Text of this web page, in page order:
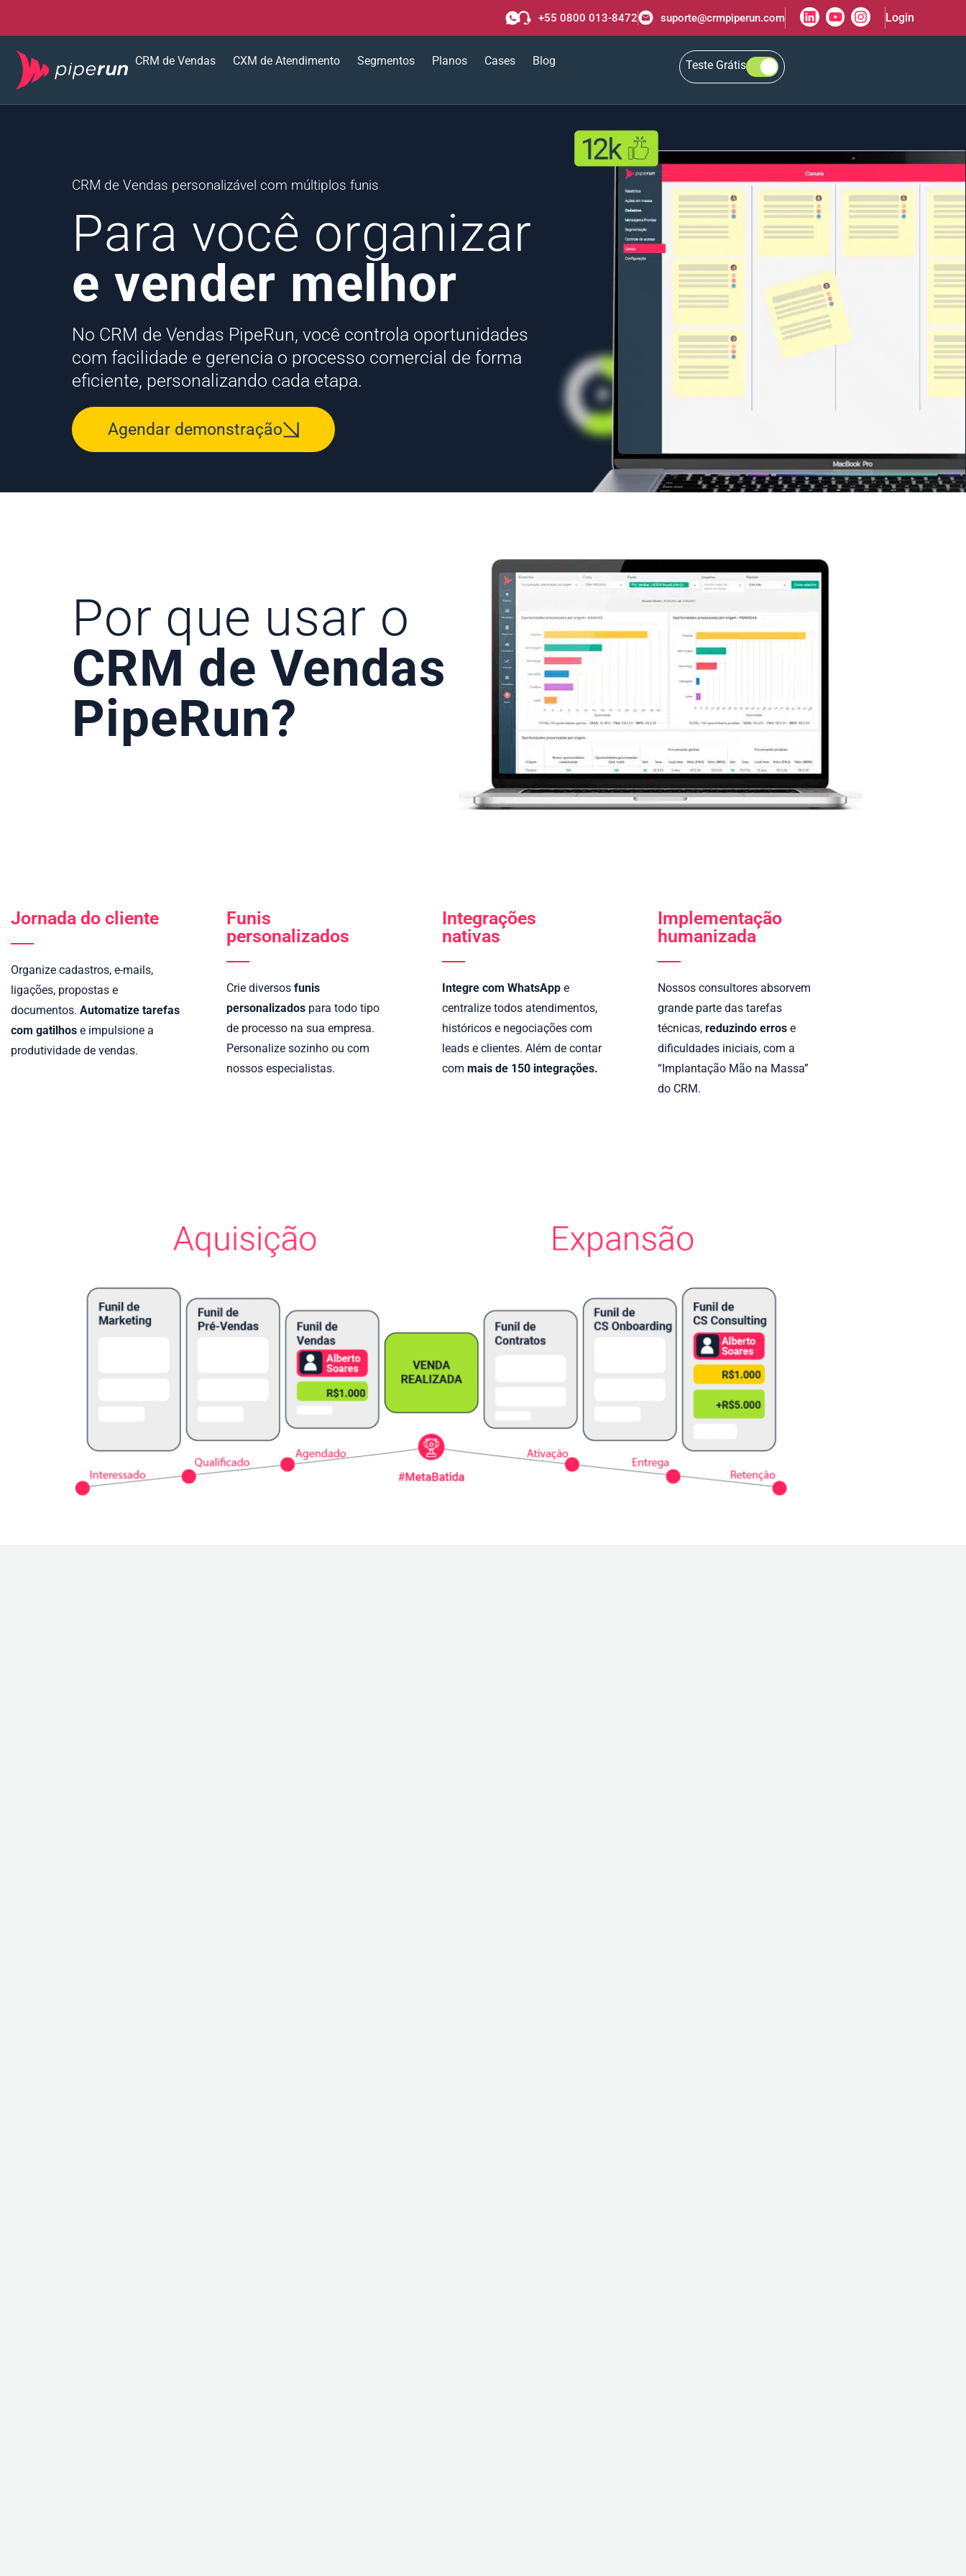
+55 0800 013-8472 suporte@crmpiperun.com Login
CRM de Vendas CXM de Atendimento Segmentos Planos Cases Blog Teste Grátis
CRM de Vendas personalizável com múltiplos funis
Para você organizar
e vender melhor
No CRM de Vendas PipeRun, você controla oportunidades
com facilidade e gerencia o processo comercial de forma
eficiente, personalizando cada etapa.
Agendar demonstração
Por que usar o
CRM de Vendas
PipeRun?
Jornada do cliente
Organize cadastros, e-mails,
ligações, propostas e
documentos. Automatize tarefas
com gatilhos e impulsione a
produtividade de vendas.
Funis
personalizados
Crie diversos funis
personalizados para todo tipo
de processo na sua empresa.
Personalize sozinho ou com
nossos especialistas.
Integrações
nativas
Integre com WhatsApp e
centralize todos atendimentos,
históricos e negociações com
leads e clientes. Além de contar
com mais de 150 integrações.
Implementação
humanizada
Nossos consultores absorvem
grande parte das tarefas
técnicas, reduzindo erros e
dificuldades iniciais, com a
“Implantação Mão na Massa”
do CRM.